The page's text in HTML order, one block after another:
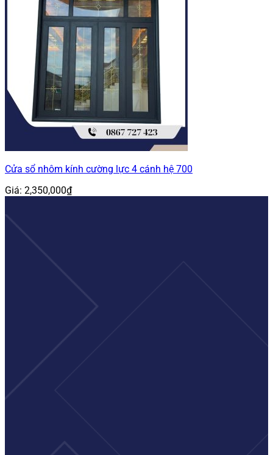
Cửa sổ nhôm kính cường lực 4 cánh hệ 700
Giá: 2,350,000₫